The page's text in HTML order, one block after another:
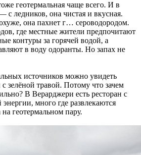
геотермальная чаще всего. И в
с ледников, она чистая и вкусная.
она пахнет г… сероводородом.
где местные жители предпочитают
контуры за горячей водой, а
в воду одоранты. Но запах не
источников можно увидеть
зелёной травой. Потому что зачем
В Верарджери есть ресторан с
много где развлекаются
геотермальном пару.